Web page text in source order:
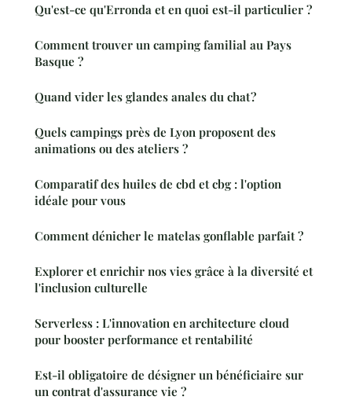
Qu'est-ce qu'Erronda et en quoi est-il particulier ?
Comment trouver un camping familial au Pays
Basque ?
Quand vider les glandes anales du chat ?
Quels campings près de Lyon proposent des
animations ou des ateliers ?
Comparatif des huiles de cbd et cbg : l'option
idéale pour vous
Comment dénicher le matelas gonflable parfait ?
Explorer et enrichir nos vies grâce à la diversité et
l'inclusion culturelle
Serverless : L'innovation en architecture cloud
pour booster performance et rentabilité
Est-il obligatoire de désigner un bénéficiaire sur
un contrat d'assurance vie ?